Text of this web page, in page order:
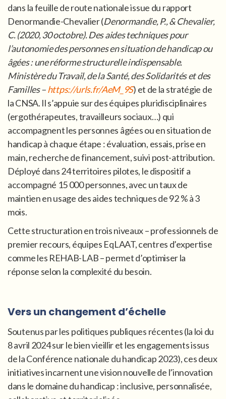
dans la feuille de route nationale issue du rapport
Denormandie-Chevalier (Denormandie, P., & Chevalier,
C. (2020, 30 octobre). Des aides techniques pour
l’autonomie des personnes en situation de handicap ou
âgées : une réforme structurelle indispensable.
Ministère du Travail, de la Santé, des Solidarités et des
Familles –https://urls.fr/AeM_9S) et de la stratégie de
la CNSA. Il s’appuie sur des équipes pluridisciplinaires
(ergothérapeutes, travailleurs sociaux…) qui
accompagnent les personnes âgées ou en situation de
handicap à chaque étape : évaluation, essais, prise en
main, recherche de financement, suivi post-attribution.
Déployé dans 24 territoires pilotes, le dispositif a
accompagné 15 000 personnes, avec un taux de
maintien en usage des aides techniques de 92 % à 3
mois.
Cette structuration en trois niveaux – professionnels de
premier recours, équipes EqLAAT, centres d’expertise
comme les REHAB-LAB – permet d’optimiser la
réponse selon la complexité du besoin.
Vers un changement d’échelle
Soutenus par les politiques publiques récentes (la loi du
8 avril 2024 sur le bien vieillir et les engagements issus
de la Conférence nationale du handicap 2023), ces deux
initiatives incarnent une vision nouvelle de l’innovation
dans le domaine du handicap : inclusive, personnalisée,